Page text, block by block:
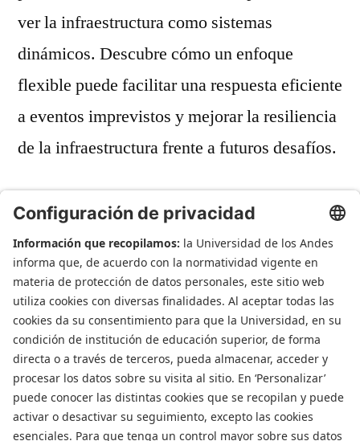
ver la infraestructura como sistemas
dinámicos. Descubre cómo un enfoque
flexible puede facilitar una respuesta eficiente
a eventos imprevistos y mejorar la resiliencia
de la infraestructura frente a futuros desafíos.
admin-risk 12 marzo, 2023
Noticias
Deja un comentario
Departamento de Ingenieria Civil y Ambiental
Universidad de Los Andes
Carrera 1 Este N. 19A-40
Edificio Mario Laserna, Off. ML630